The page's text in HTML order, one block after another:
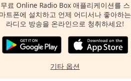
무료 Online Radio Box 애플리케이션를 스
마트폰에 설치하고 언제 어디서나 좋아하는
라디오 방송을 온라인으로 청취하세요!
기타 옵션